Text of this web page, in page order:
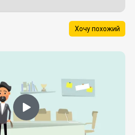
Хочу похожий